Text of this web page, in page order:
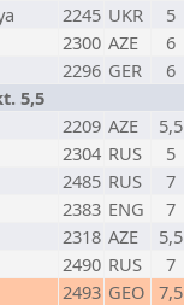
2245 UKR
5
2300 AZE
6
2296 GER
6
5,5
2209 AZE
5,5
2304 RUS
5
2485 RUS
7
2383 ENG
7
2318 AZE
5,5
2490 RUS
7
2493 GEO 7,5